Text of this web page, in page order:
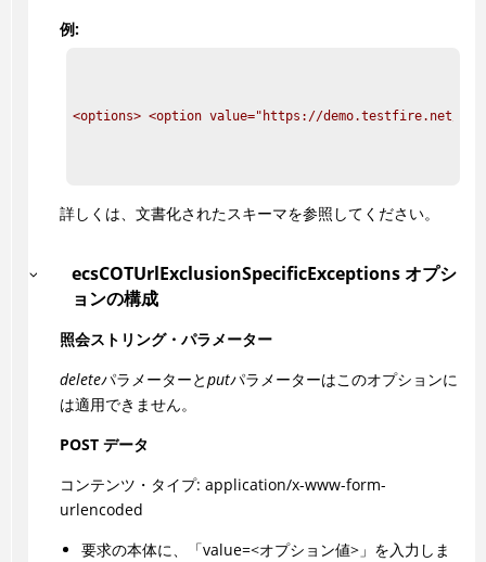
例:
<options> <option value="https://demo.testfire.net/"/>
詳しくは、文書化されたスキーマを参照してください。
ecsCOTUrlExclusionSpecificExceptions オプシ
ョンの構成
照会ストリング・パラメーター
deleteパラメーターとputパラメーターはこのオプションに
は適用できません。
POST データ
コンテンツ・タイプ: application/x-www-form-
urlencoded
要求の本体に、「value=<オプション値>」を入力しま